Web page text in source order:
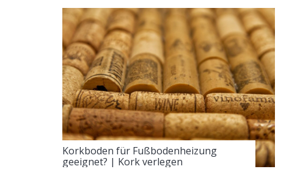
Korkboden für Fußbodenheizung
geeignet? | Kork verlegen